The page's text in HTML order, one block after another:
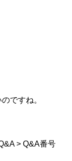
ですね。
> Q&A番号